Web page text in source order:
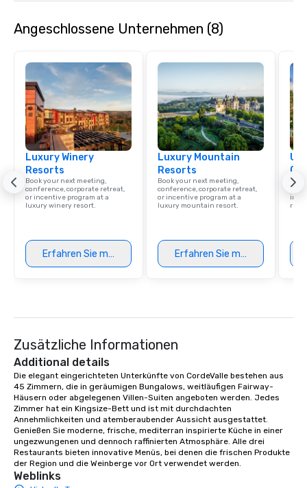
Angeschlossene Unternehmen (8)
Luxury Winery
Resorts
Book your next meeting,
conference, corporate retreat,
or incentive program at a
luxury winery resort.
Erfahren Sie mehr
Luxury Mountain
Resorts
Book your next meeting,
conference, corporate retreat,
or incentive program at a
luxury mountain resort.
Erfahren Sie mehr
Find
Zusätzliche Informationen
Additional details
Die elegant eingerichteten Unterkünfte von CordeValle bestehen aus
45 Zimmern, die in geräumigen Bungalows, weitläufigen Fairway-
Häusern oder abgelegenen Villen-Suiten angeboten werden. Jedes
Zimmer hat ein Kingsize-Bett und ist mit durchdachten
Annehmlichkeiten und atemberaubender Aussicht ausgestattet.
Genießen Sie moderne, frische, mediterran inspirierte Küche in einer
ungezwungenen und dennoch raffinierten Atmosphäre. Alle drei
Restaurants bieten innovative Menüs, bei denen die frischen Produkte
der Region und die Weinberge vor Ort verwendet werden.
Weblinks